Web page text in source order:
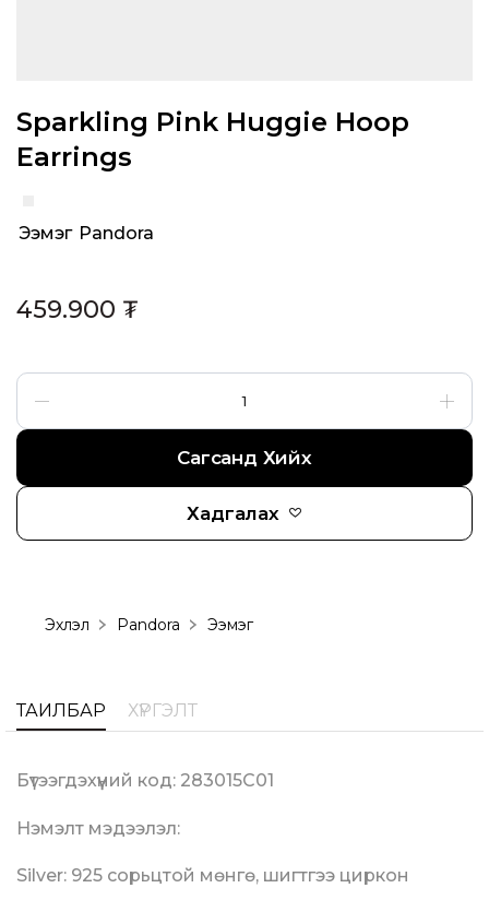
Sparkling Pink Huggie Hoop
Earrings
Pandora
,
Ээмэг
459.900 ₮
Сагсанд Хийх
Хадгалах
Эхлэл Pandora Ээмэг
ТАЙЛБАР ХҮРГЭЛТ
Бүтээгдэхүүний код: 283015C01
Нэмэлт мэдээлэл:
Silver: 925 сорьцтой мөнгө, шигтгээ циркон